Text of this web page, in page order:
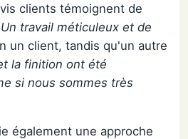
clients témoignent de
travail méticuleux et de
un client, tandis qu'un autre
la finition ont été
si nous sommes très
également une approche